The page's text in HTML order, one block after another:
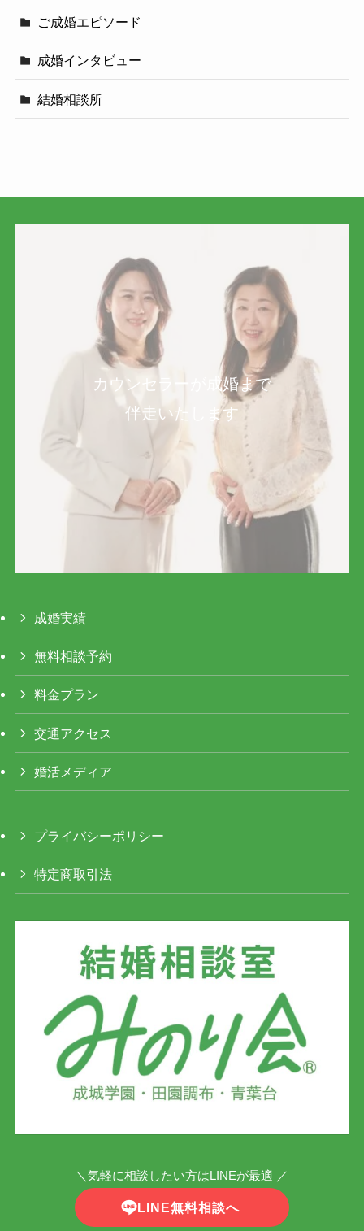
ご成婚エピソード
成婚インタビュー
結婚相談所
カウンセラーが成婚まで
伴走いたします
成婚実績
無料相談予約
料金プラン
交通アクセス
婚活メディア
プライバシーポリシー
特定商取引法
＼気軽に相談したい方はLINEが最適 ／
LINE無料相談へ